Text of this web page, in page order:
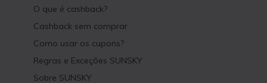
O que é cashback?
Cashback sem comprar
Como usar os cupons?
Regras e Exceções SUNSKY
Sobre SUNSKY